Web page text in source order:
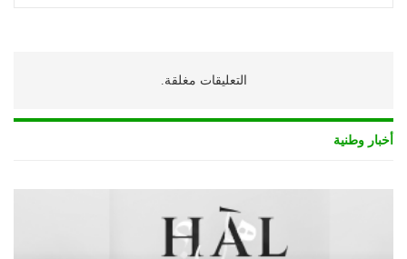
التعليقات مغلقة.
أخبار وطنية